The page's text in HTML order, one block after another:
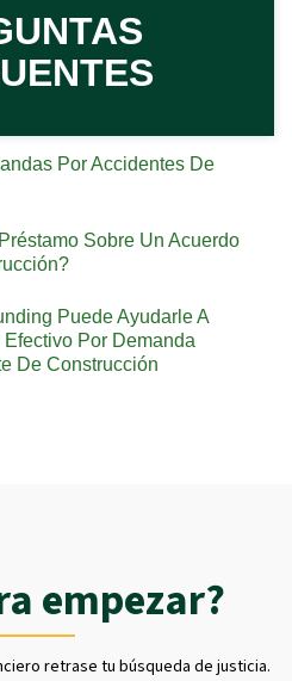
Por Accidentes De
Sobre Un Acuerdo
Puede Ayudarle A
Por Demanda
De Construcción
empezar?
retrase tu búsqueda de justicia.